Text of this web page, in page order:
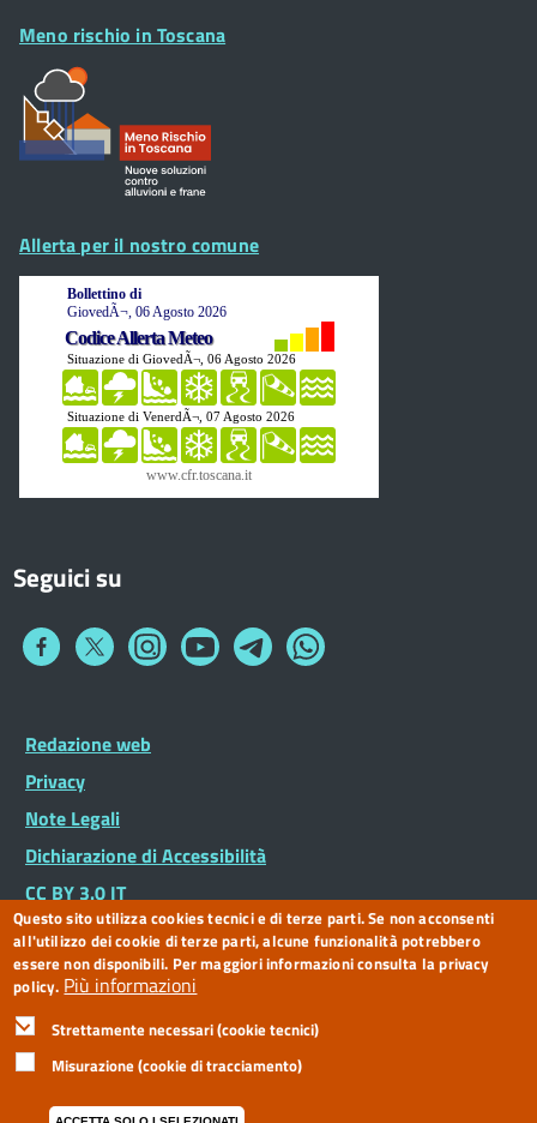
Meno rischio in Toscana
Allerta per il nostro comune
Seguici su
Collegamento
Collegamento
a
Collegamento
a
Collegamento
a
Collegamento
a
Collegamento
a
Footer
Widget
Piè
di
pagina
Redazione web
Privacy
Note Legali
Dichiarazione di Accessibilità
CC BY 3.0 IT
Questo sito utilizza cookies tecnici e di terze parti. Se non acconsenti
all'utilizzo dei cookie di terze parti, alcune funzionalità potrebbero
essere non disponibili. Per maggiori informazioni consulta la privacy
policy. Più informazioni
Strettamente necessari (cookie tecnici)
Misurazione (cookie di tracciamento)